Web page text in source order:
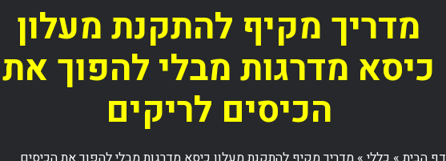
מדריך מקיף להתקנת מעלון
כיסא מדרגות מבלי להפוך את
הכיסים לריקים